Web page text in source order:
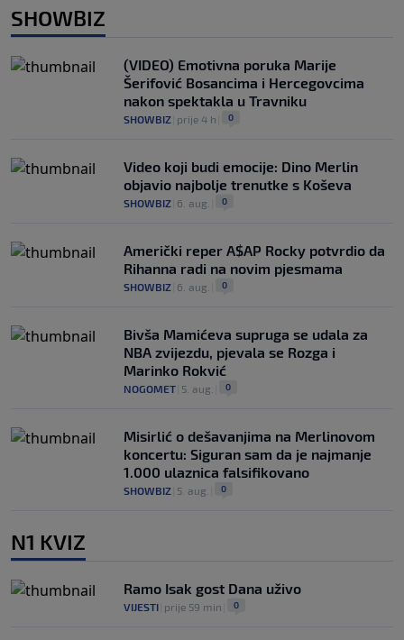
SHOWBIZ
(VIDEO) Emotivna poruka Marije
Šerifović Bosancima i Hercegovcima
nakon spektakla u Travniku
SHOWBIZ prije 4 h 0
Video koji budi emocije: Dino Merlin
objavio najbolje trenutke s Koševa
SHOWBIZ 6. aug. 0
Američki reper A$AP Rocky potvrdio da
Rihanna radi na novim pjesmama
SHOWBIZ 6. aug. 0
Bivša Mamićeva supruga se udala za
NBA zvijezdu, pjevala se Rozga i
Marinko Rokvić
NOGOMET 5. aug. 0
Misirlić o dešavanjima na Merlinovom
koncertu: Siguran sam da je najmanje
1.000 ulaznica falsifikovano
SHOWBIZ 5. aug. 0
N1 KVIZ
Ramo Isak gost Dana uživo
VIJESTI prije 59 min 0